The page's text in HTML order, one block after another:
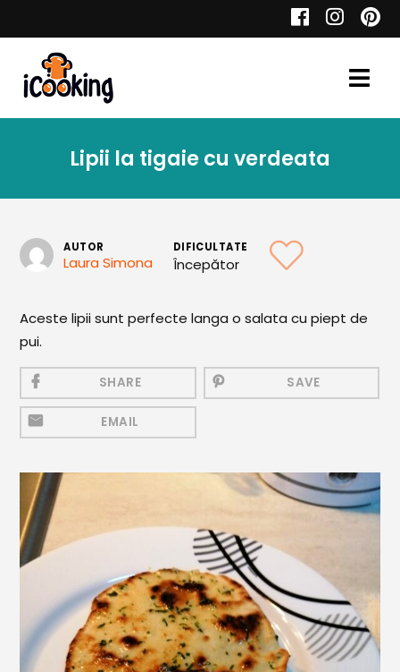
Toate Reţetele
Aperitive
Aperitive Reci
Mezeluri
Băuturi calde
Băuturi reci
Cocktail-uri
Smoothies
Ceva Dulce
Lipii la tigaie cu verdeata
AUTOR
Laura Simona
DIFICULTATE
Începător
Aceste lipii sunt perfecte langa o salata cu piept de
pui.
SHARE SAVE
EMAIL